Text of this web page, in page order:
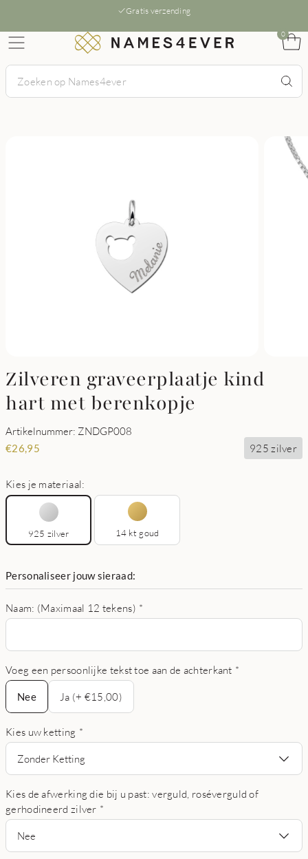
Gratis verzending
0
Zilveren graveerplaatje kind
hart met berenkopje
Artikelnummer: ZNDGP008
€26,95 925 zilver
Kies je materiaal:
925 zilver 14 kt goud
Personaliseer jouw sieraad:
Naam: (Maximaal 12 tekens) *
Voeg een persoonlijke tekst toe aan de achterkant *
Nee
Nee
Ja (+ €15,00)
Kies uw ketting *
Zonder Ketting
Kies de afwerking die bij u past: verguld, roséverguld of
gerhodineerd zilver *
Nee